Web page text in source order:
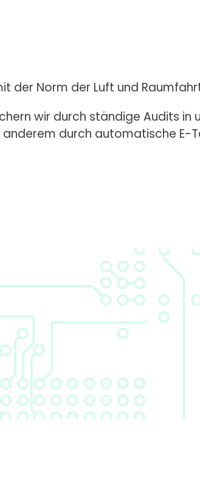
der Norm der Luft und
wir durch ständige Audits
durch automatische E-